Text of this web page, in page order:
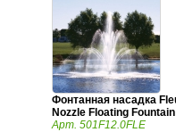
Фонтанная насадка
Nozzle Floating
Арт. 501F12.0FLE